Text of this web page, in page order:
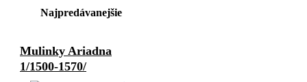
Najpredávanejšie
Mulinky Ariadna
1/1500-1570/